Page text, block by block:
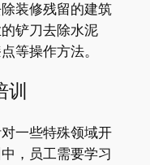
装修残留的建筑
铲刀去除水泥
等操作方法。
训
一些特殊领域开
，员工需要学习